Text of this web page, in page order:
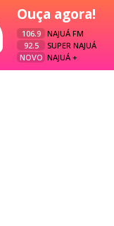
Ouça agora!
106.9
NAJUÁ FM
92.5
SUPER NAJUÁ
NOVO NAJUÁ +